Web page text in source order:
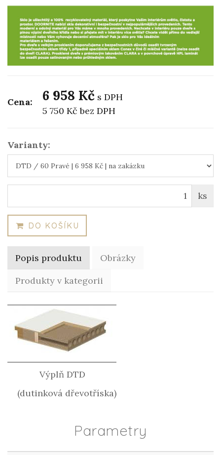
Cena: 6 958 Kč s DPH
5 750 Kčbez DPH
Varianty:
ks
DO KOŠÍKU
Popis produktu
Obrázky
Produkty v kategorii
Výplň DTD
(dutinková dřevotříska)
Parametry